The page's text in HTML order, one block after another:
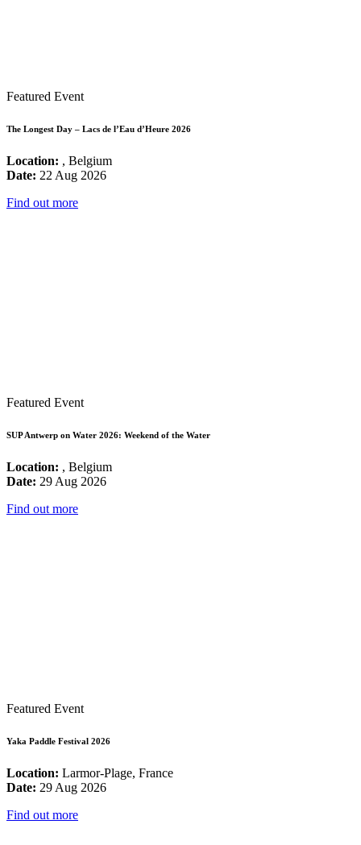
Featured Event
The Longest Day – Lacs de l’Eau d’Heure 2026
Location: , Belgium
Date: 22 Aug 2026
Find out more
Featured Event
SUP Antwerp on Water 2026: Weekend of the Water
Location: , Belgium
Date: 29 Aug 2026
Find out more
Featured Event
Yaka Paddle Festival 2026
Location: Larmor-Plage, France
Date: 29 Aug 2026
Find out more